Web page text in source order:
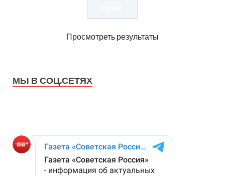
Просмотреть результаты
МЫ В СОЦ.СЕТЯХ